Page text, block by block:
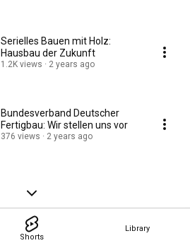
Shorts
Library
Serielles Bauen mit Holz:
Hausbau der Zukunft
1.2K views 2 years ago
Bundesverband Deutscher
Fertigbau: Wir stellen uns vor
376 views 2 years ago